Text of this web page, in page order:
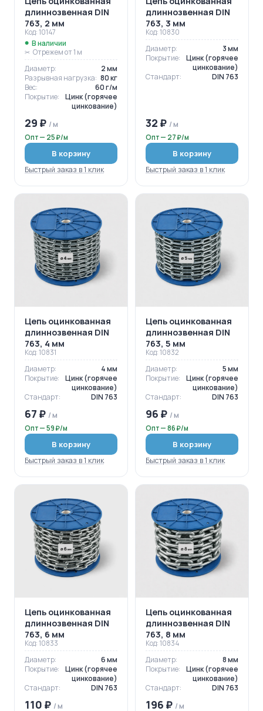
длиннозвенная DIN
763, 2 мм
Код: 10147
В наличии
Отрежем от 1 м
Диаметр:
2 мм
Разрывная нагрузка: 80 кг
Вес:
60 г/м
Покрытие:
Цинк (горячее
цинкование)
29 ₽ / м
Опт — 25 ₽/м
В корзину
Быстрый заказ в 1 клик
длиннозвенная DIN
763, 3 мм
Код: 10830
Диаметр:
3 мм
Покрытие:
Цинк (горячее
цинкование)
Стандарт:
DIN 763
32 ₽ / м
Опт — 27 ₽/м
В корзину
Быстрый заказ в 1 клик
Цепь оцинкованная
длиннозвенная DIN
763, 4 мм
Код: 10831
Диаметр:
4 мм
Покрытие:
Цинк (горячее
цинкование)
Стандарт:
DIN 763
67 ₽ / м
Опт — 59 ₽/м
В корзину
Быстрый заказ в 1 клик
Цепь оцинкованная
длиннозвенная DIN
763, 5 мм
Код: 10832
Диаметр:
5 мм
Покрытие:
Цинк (горячее
цинкование)
Стандарт:
DIN 763
96 ₽ / м
Опт — 86 ₽/м
В корзину
Быстрый заказ в 1 клик
Цепь оцинкованная
длиннозвенная DIN
763, 6 мм
Код: 10833
Диаметр:
6 мм
Покрытие:
Цинк (горячее
цинкование)
Стандарт:
DIN 763
110 ₽ / м
Цепь оцинкованная
длиннозвенная DIN
763, 8 мм
Код: 10834
Диаметр:
8 мм
Покрытие:
Цинк (горячее
цинкование)
Стандарт:
DIN 763
196 ₽ / м